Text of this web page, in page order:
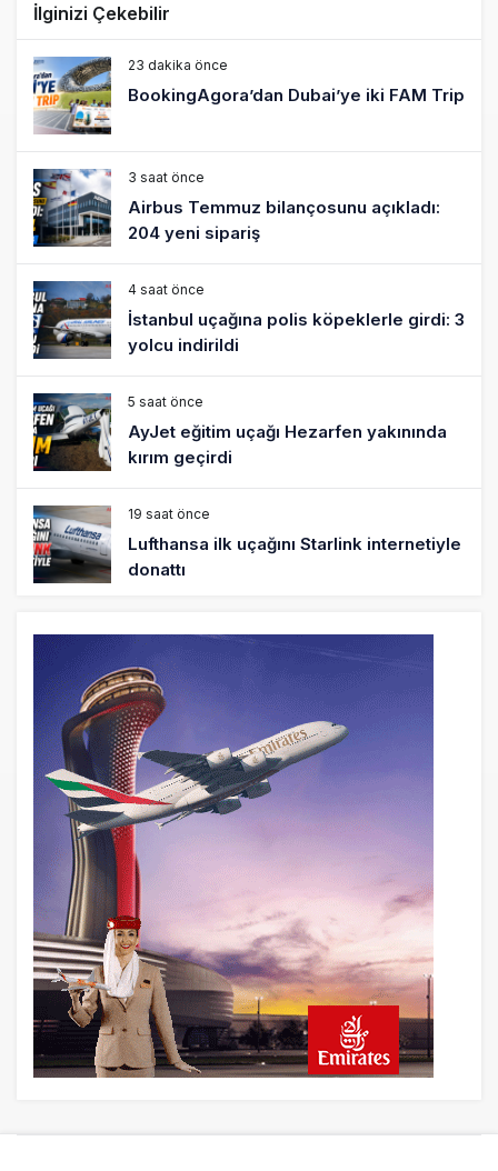
İlginizi Çekebilir
23 dakika önce
BookingAgora’dan Dubai’ye iki FAM Trip
3 saat önce
Airbus Temmuz bilançosunu açıkladı:
204 yeni sipariş
4 saat önce
İstanbul uçağına polis köpeklerle girdi: 3
yolcu indirildi
5 saat önce
AyJet eğitim uçağı Hezarfen yakınında
kırım geçirdi
19 saat önce
Lufthansa ilk uçağını Starlink internetiyle
donattı
Norwegian Uçağına Polis Müdahalesi
21 saat önce
British Airways A380 seferlerini yüzde
28 azaltıyor
22 saat önce
Çiti aştı, bakım uçağına girdi: Uyurken
yakalandı
23 saat önce
İki hayalet uçak, iki farklı görev: F-117 ve
B-2